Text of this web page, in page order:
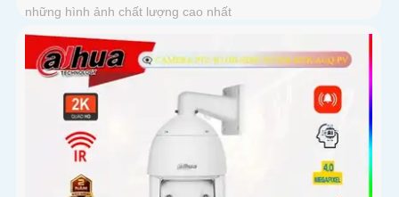
những hình ảnh chất lượng cao nhất